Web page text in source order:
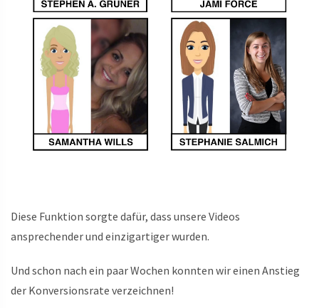
Diese Funktion sorgte dafür, dass unsere Videos
ansprechender und einzigartiger wurden.
Und schon nach ein paar Wochen konnten wir einen Anstieg
der Konversionsrate verzeichnen!